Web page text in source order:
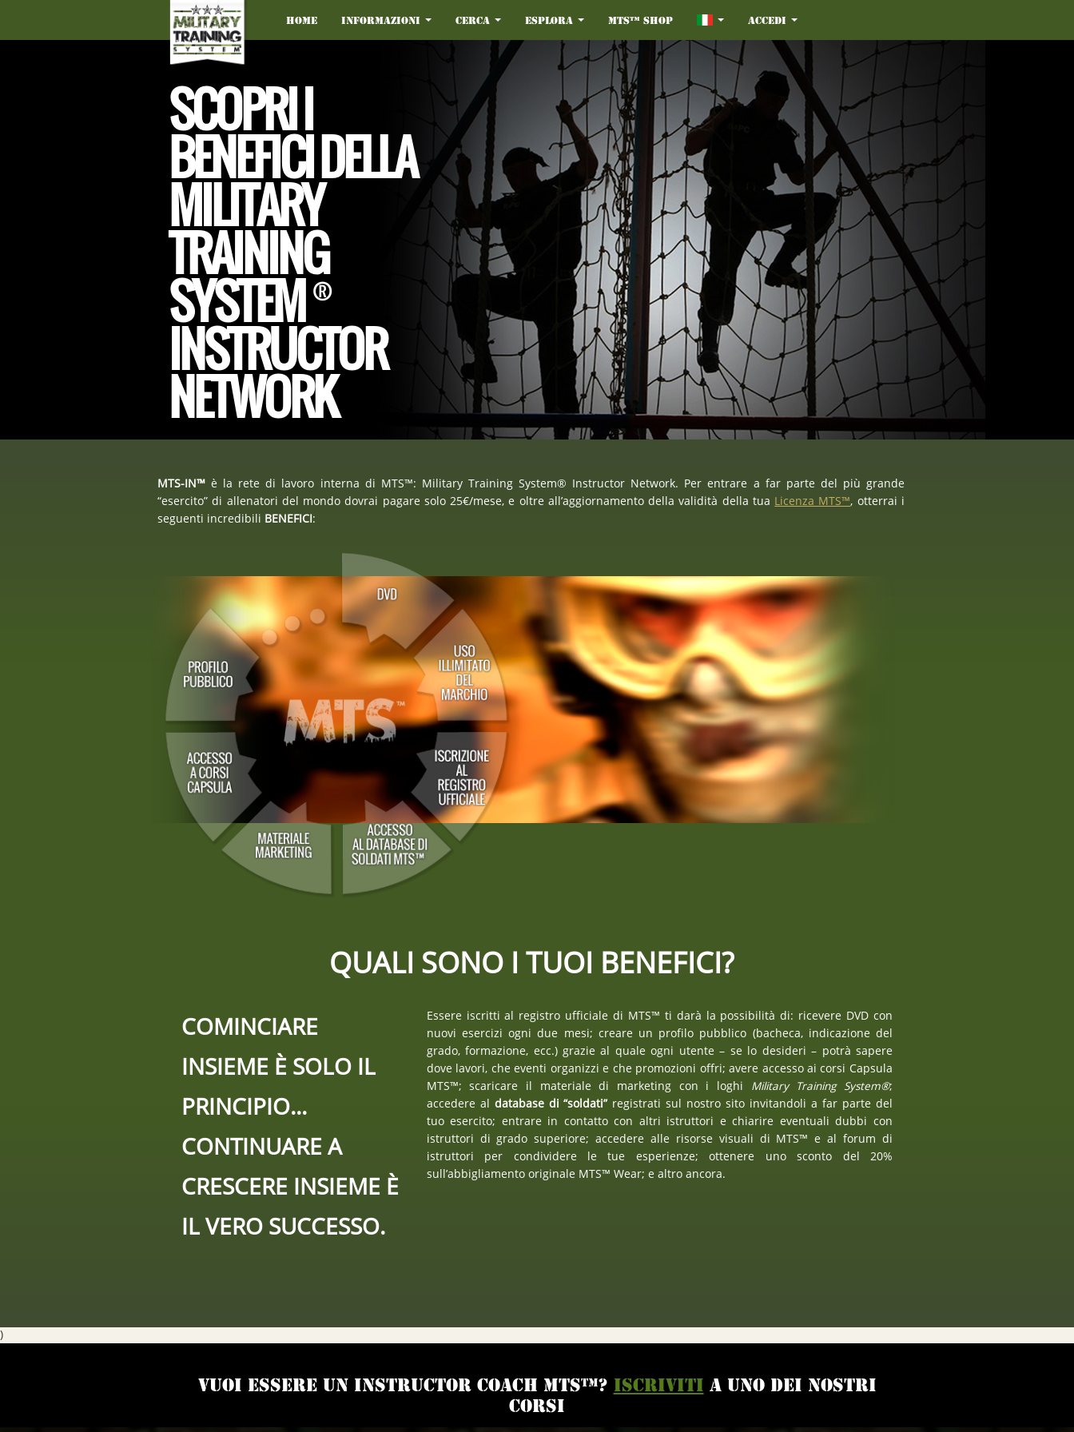
Home Informazioni Cerca Esplora MTS™ Shop Accedi
SCOPRI I
BENEFICI DELLA
MILITARY
TRAINING
SYSTEM ®
INSTRUCTOR
NETWORK
MTS-IN™ è la rete di lavoro interna di MTS™: Military Training System® Instructor Network. Per entrare a far parte del più grande
“esercito” di allenatori del mondo dovrai pagare solo 25€/mese, e oltre all’aggiornamento della validità della tua Licenza MTS™, otterrai i
seguenti incredibili BENEFICI:
QUALI SONO I TUOI BENEFICI?
COMINCIARE
INSIEME È SOLO IL
PRINCIPIO...
CONTINUARE A
CRESCERE INSIEME È
IL VERO SUCCESSO.
Essere iscritti al registro ufficiale di MTS™ ti darà la possibilità di: ricevere DVD con
nuovi esercizi ogni due mesi; creare un profilo pubblico (bacheca, indicazione del
grado, formazione, ecc.) grazie al quale ogni utente – se lo desideri – potrà sapere
dove lavori, che eventi organizzi e che promozioni offri; avere accesso ai corsi Capsula
MTS™; scaricare il materiale di marketing con i loghi Military Training System®;
accedere al database di “soldati”registrati sul nostro sito invitandoli a far parte del
tuo esercito; entrare in contatto con altri istruttori e chiarire eventuali dubbi con
istruttori di grado superiore; accedere alle risorse visuali di MTS™ e al forum di
istruttori per condividere le tue esperienze; ottenere uno sconto del 20%
sull’abbigliamento originale MTS™ Wear; e altro ancora.
)
Vuoi essere un Instructor Coach MTS™? Iscriviti
a uno dei nostri
corsi